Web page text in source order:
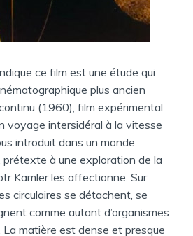
ce film est une étude qui
plus ancien
(1960), film expérimental
voyage intersidéral à la vitesse
introduit dans un monde
prétexte à une exploration de la
Kamler les affectionne. Sur
circulaires se détachent, se
comme autant d’organismes
La matière est dense et presque